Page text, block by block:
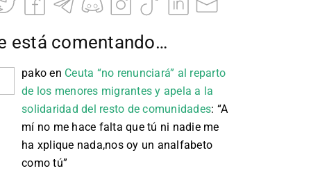
está comentando…
pako en Ceuta “no renunciará” al reparto
de los menores migrantes y apela a la
solidaridad del resto de comunidades: “A
mí no me hace falta que tú ni nadie me
ha xplique nada,nos oy un analfabeto
como tú”